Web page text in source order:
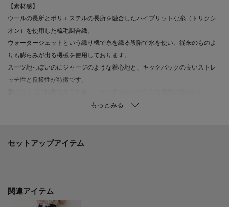
【素材感】
ウールの長所とポリエステルの長所を融合したハイブリットな糸（トリクシ
オン）を使用した梳毛調合繊。
ウォータージェットという織り機で糸を織る段階で水を使い、従来のものよ
りも膨らみが出る機械を使用しております。
スーツ地っぽいのにジャージのような着心地と、キックバックの良いストレ
ッチ性と反撥性が特徴です。
と、少し天日干し調のシワをミックスして仕上げております。
イージーケア・UVカット・接触冷感の嬉しい多機能付き素材です。
ーズンで着用いただけます。
ライトウェイトテーラードジャケット（商品番号：153－43100）、カラーレ
セットアップアイテム
関連アイテム